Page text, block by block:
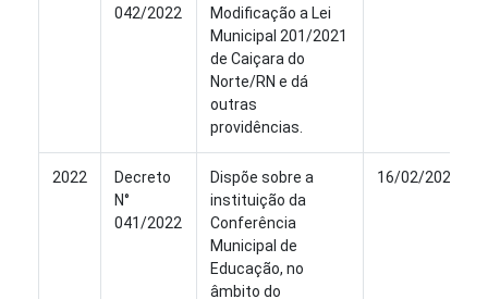
042/2022
Modificação a Lei
Municipal 201/2021
de Caiçara do
Norte/RN e dá
outras
providências.
2022
Decreto
N°
041/2022
Dispõe sobre a
instituição da
Conferência
Municipal de
Educação, no
âmbito do
16/02/2022